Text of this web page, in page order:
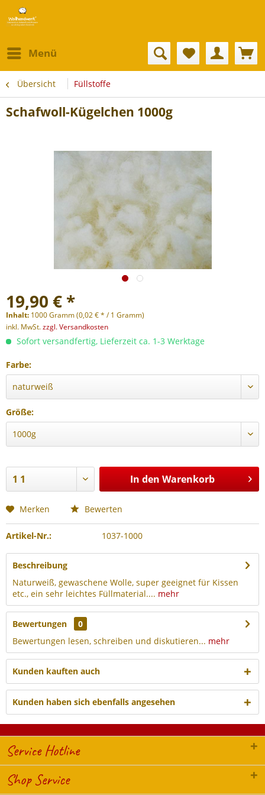
Menü
Übersicht Füllstoffe
Schafwoll-Kügelchen 1000g
19,90 € *
Inhalt: 1000 Gramm (0,02 € * / 1 Gramm)
inkl. MwSt.zzgl. Versandkosten
Sofort versandfertig, Lieferzeit ca. 1-3 Werktage
Farbe:
Größe:
In den Warenkorb
Merken Bewerten
Artikel-Nr.: 1037-1000
Beschreibung
Naturweiß, gewaschene Wolle, super geeignet für Kissen
etc., ein sehr leichtes Füllmaterial.... mehr
Bewertungen
0
Bewertungen lesen, schreiben und diskutieren... mehr
Kunden kauften auch
Kunden haben sich ebenfalls angesehen
Service Hotline
Shop Service